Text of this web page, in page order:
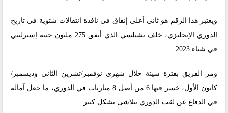
ويعتبر هذا الرقم هو ثاني أعلى إنفاق في نافذة انتقالات شتوية في تاريخ
الدوري الإنجليزي، خلف تشيلسي الذي أنفق 275 مليون جنيه إسترليني
في شتاء 2023.
ومر الفريق بفترة سيئة خلال شهري نوفمبر/تشرين الثاني وديسمبر/
كانون الأول، خسر فيها 6 من أصل 8 مباريات في الدوري، ما جعل آماله
في الدفاع عن لقب الدوري تتلاشى بشكل كبير.